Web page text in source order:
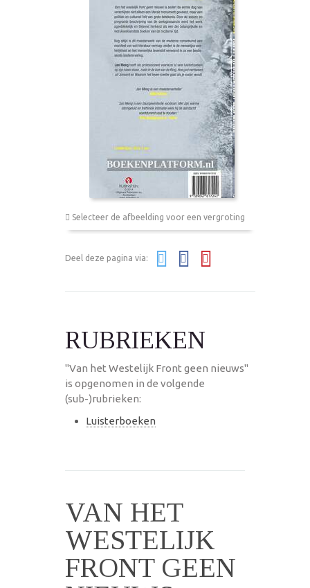
Selecteer de afbeelding voor een vergroting
Deel deze pagina via:
RUBRIEKEN
"Van het Westelijk Front geen nieuws"
is opgenomen in de volgende
(sub-)rubrieken:
Luisterboeken
VAN HET
WESTELIJK
FRONT GEEN